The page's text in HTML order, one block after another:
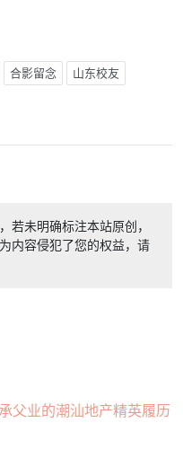
合影留念 山东校友
若未明确标注本站原创，
内容侵犯了您的权益，请